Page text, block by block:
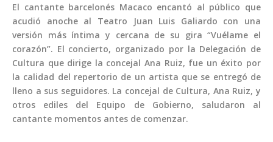
Media error: Format(s) not supported or source(s) not found
Descargar archivo: https://multimediasanroque.com/wp-
content/uploads/2019/11/Video-Cabecera.mp4
El cantante barcelonés Macaco encantó al público que
acudió anoche al Teatro Juan Luis Galiardo con una
versión más íntima y cercana de su gira “Vuélame el
corazón”. El concierto, organizado por la Delegación de
Cultura que dirige la concejal Ana Ruiz, fue un éxito por
la calidad del repertorio de un artista que se entregó de
lleno a sus seguidores. La concejal de Cultura, Ana Ruiz, y
otros ediles del Equipo de Gobierno, saludaron al
cantante momentos antes de comenzar.